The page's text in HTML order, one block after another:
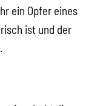
ein Opfer eines
ist und der